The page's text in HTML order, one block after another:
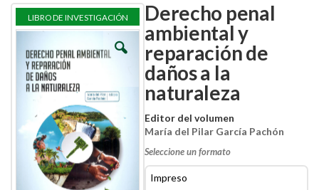
Derecho penal
ambiental y
reparación de
daños a la
naturaleza
Editor del volumen
María del Pilar García Pachón
Seleccione un formato
Impreso
Skip
the
images
Skip
the
images
LIBRO DE INVESTIGACIÓN